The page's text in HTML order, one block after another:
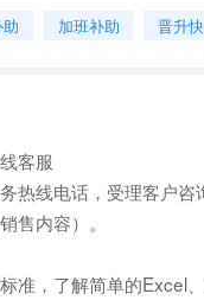
加班补助 晋升快
客服
热线电话，受理客户咨
售内容）。
准，了解简单的Excel